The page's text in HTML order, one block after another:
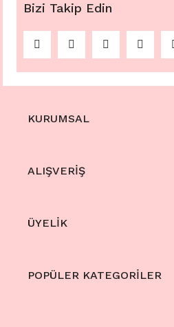
Bizi Takip Edin
KURUMSAL
ALIŞVERİŞ
ÜYELİK
POPÜLER KATEGORİLER